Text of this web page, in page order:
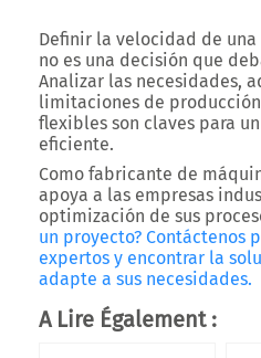
Definir la velocidad de
no es una decisión que
Analizar las necesidades,
limitaciones de
flexibles son claves para
eficiente.
Como fabricante de
apoya a las empresas
optimización de sus
un proyecto? Contáctenos
expertos y encontrar la
adapte a sus necesidades.
A Lire Également :